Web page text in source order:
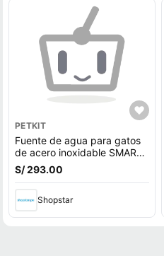
PETKIT
Fuente de agua para gatos
de acero inoxidable SMART
2L con APP movil PETKIT
S/ 293.00
Shopstar